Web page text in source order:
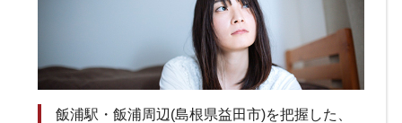
飯浦駅・飯浦周辺(島根県益田市)を把握した、